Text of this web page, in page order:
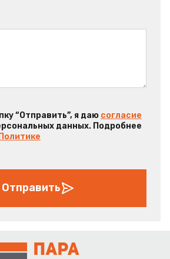
“Отправить”, я даю согласие
данных. Подробнее
Политике
Отправить